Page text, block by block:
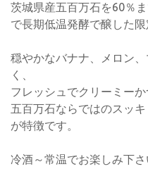
茨城県産五百万石を60％
で長期低温発酵で醸した限
穏やかなバナナ、メロン
く、
フレッシュでクリーミーか
五百万石ならではのスッ
が特徴です。
冷酒～常温でお楽しみ下さ